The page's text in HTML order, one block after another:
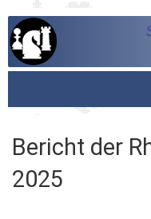
Bericht der
2025